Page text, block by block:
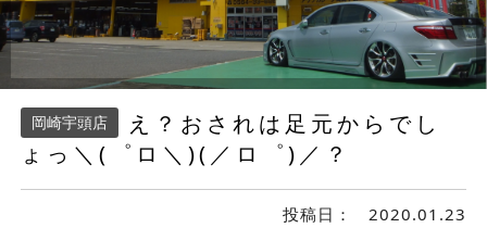
岡崎宇頭店
え？おされは足元からでし
ょっ＼(゜ロ＼)(／ロ゜)／？
投稿日： 2020.01.23